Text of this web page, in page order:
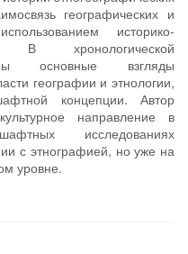
географических и
историко-
В хронологической
основные взгляды
географии и этнологии,
концепции. Автор
направление в
исследованиях
с этнографией, но уже на
уровне.